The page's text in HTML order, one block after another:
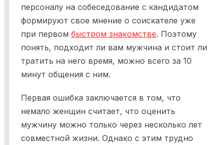
персоналу на собеседование с кандидатом
формируют свое мнение о соискателе уже
при первом быстром знакомстве. Поэтому
понять, подходит ли вам мужчина и стоит ли
тратить на него время, можно всего за 10
минут общения с ним.
Первая ошибка заключается в том, что
немало женщин считает, что оценить
мужчину можно только через несколько лет
совместной жизни. Однако с этим трудно